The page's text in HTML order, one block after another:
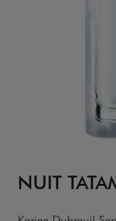
NUIT